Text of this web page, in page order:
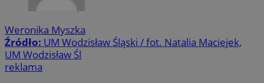
Weronika Myszka
Źródło: UM Wodzisław Śląski / fot. Natalia Maciejek,
UM Wodzisław Śl
reklama